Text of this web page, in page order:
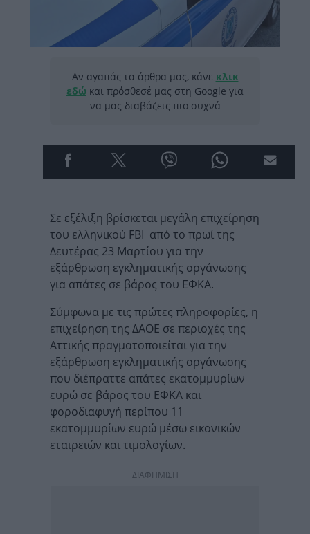
Αν αγαπάς τα άρθρα μας, κάνε κλικ
εδώ και πρόσθεσέ μας στη Google για
να μας διαβάζεις πιο συχνά
Σε εξέλιξη βρίσκεται μεγάλη επιχείρηση
του ελληνικού FBI από το πρωί της
Δευτέρας 23 Μαρτίου για την
εξάρθρωση εγκληματικής οργάνωσης
για απάτες σε βάρος του ΕΦΚΑ.
Σύμφωνα με τις πρώτες πληροφορίες, η
επιχείρηση της ΔΑΟΕ σε περιοχές της
Αττικής πραγματοποιείται για την
εξάρθρωση εγκληματικής οργάνωσης
που διέπραττε απάτες εκατομμυρίων
ευρώ σε βάρος του ΕΦΚΑ και
φοροδιαφυγή περίπου 11
εκατομμυρίων ευρώ μέσω εικονικών
εταιρειών και τιμολογίων.
ΔΙΑΦΗΜΙΣΗ